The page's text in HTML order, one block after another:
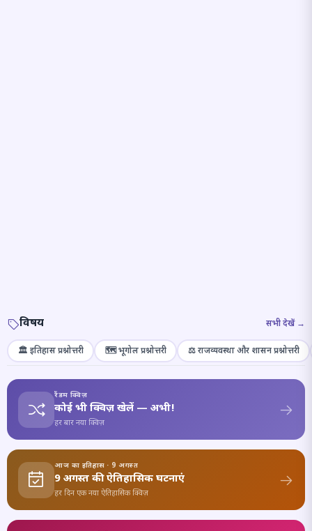
विषय सभी देखें →
🏛️ इतिहास प्रश्नोत्तरी 🗺️ भूगोल प्रश्नोत्तरी ⚖️ राजव्यवस्था और शासन प्रश्नोत्तरी
रैंडम क्विज़
कोई भी क्विज़ खेलें — अभी!
हर बार नया क्विज़
आज का इतिहास · 9 अगस्त
9 अगस्त की ऐतिहासिक घटनाएं
हर दिन एक नया ऐतिहासिक क्विज़